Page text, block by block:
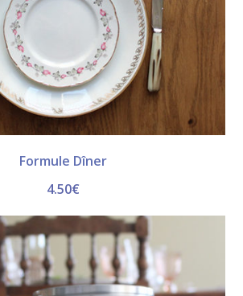
Formule Dîner
4.50€